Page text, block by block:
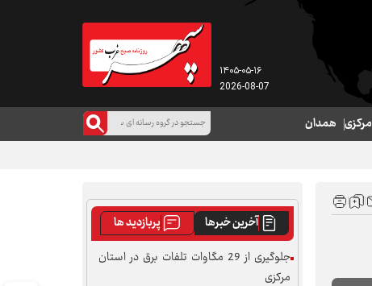
۱۴۰۵-۰۵-۱۶
2026-08-07
مرکزی همدان
آخرین خبرها
پربازدید ها
جلوگیری از 29 مگاوات تلفات برق در استان
مرکزی